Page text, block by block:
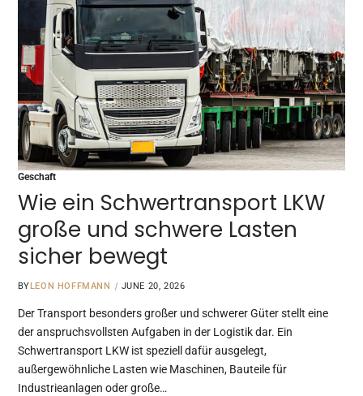
Geschaft
Wie ein Schwertransport LKW
große und schwere Lasten
sicher bewegt
BY LEON HOFFMANN JUNE 20, 2026
Der Transport besonders großer und schwerer Güter stellt eine
der anspruchsvollsten Aufgaben in der Logistik dar. Ein
Schwertransport LKW ist speziell dafür ausgelegt,
außergewöhnliche Lasten wie Maschinen, Bauteile für
Industrieanlagen oder große…